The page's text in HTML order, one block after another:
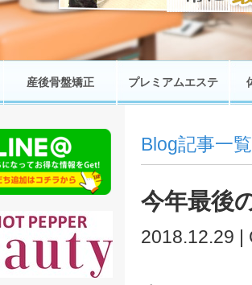
産後骨盤矯正 プレミアムエステ
Blog記事一覧
今年最後
2018.12.29